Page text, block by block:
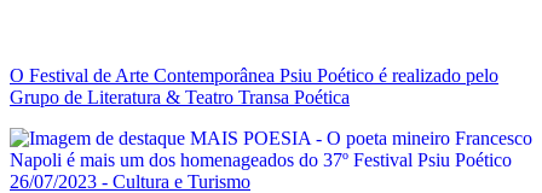
O Festival de Arte Contemporânea Psiu Poético é realizado pelo
Grupo de Literatura & Teatro Transa Poética
26/07/2023 - Cultura e Turismo